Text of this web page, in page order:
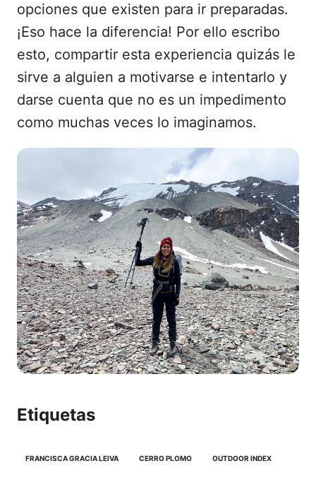
opciones que existen para ir preparadas.
¡Eso hace la diferencia! Por ello escribo
esto, compartir esta experiencia quizás le
sirve a alguien a motivarse e intentarlo y
darse cuenta que no es un impedimento
como muchas veces lo imaginamos.
Etiquetas
FRANCISCA GRACIA LEIVA CERRO PLOMO OUTDOOR INDEX